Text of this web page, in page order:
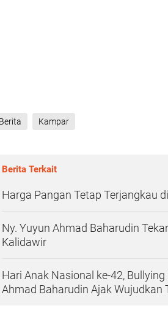
Berita Kampar
Berita Terkait
Harga Pangan Tetap Terjangkau
Ny. Yuyun Ahmad Baharudin
Kalidawir
Hari Anak Nasional ke-42,
Ahmad Baharudin Ajak Wujudkan